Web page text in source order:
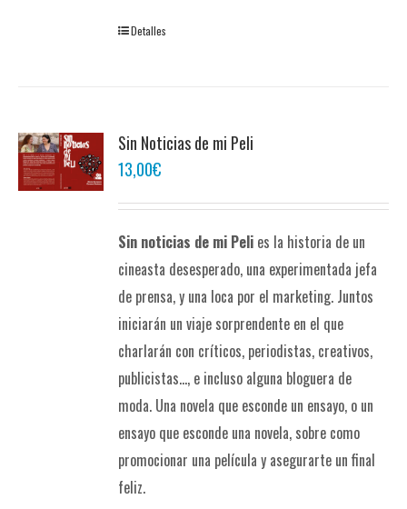
Detalles
Sin Noticias de mi Peli
13,00€
Sin noticias de mi Peli es la historia de un
cineasta desesperado, una experimentada jefa
de prensa, y una loca por el marketing. Juntos
iniciarán un viaje sorprendente en el que
charlarán con críticos, periodistas, creativos,
publicistas..., e incluso alguna bloguera de
moda. Una novela que esconde un ensayo, o un
ensayo que esconde una novela, sobre como
promocionar una película y asegurarte un final
feliz.